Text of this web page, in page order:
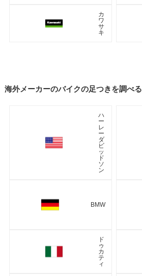
カ
ワ
サ
キ
海外メーカーのバイクの足つきを調べる
ハ
ー
レ
ー
ダ
ビ
ッ
ド
ソ
ン
BMW
ド
ゥ
カ
テ
ィ